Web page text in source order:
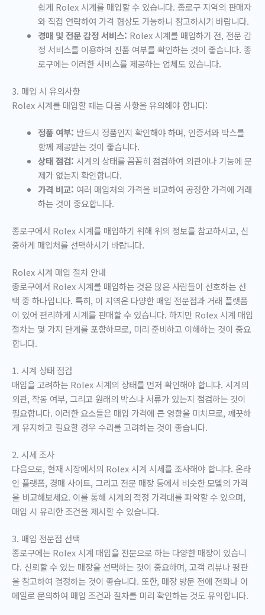
쉽게 Rolex 시계를 매입할 수 있습니다. 종로구 지역의 판매자
와 직접 연락하여 가격 협상도 가능하니 참고하시기 바랍니다.
경매 및 전문 감정 서비스: Rolex 시계를 매입하기 전, 전문 감
정 서비스를 이용하여 진품 여부를 확인하는 것이 좋습니다. 종
로구에는 이러한 서비스를 제공하는 업체도 있습니다.
3. 매입 시 유의사항
Rolex 시계를 매입할 때는 다음 사항을 유의해야 합니다:
정품 여부: 반드시 정품인지 확인해야 하며, 인증서와 박스를
함께 제공받는 것이 좋습니다.
상태 점검: 시계의 상태를 꼼꼼히 점검하여 외관이나 기능에 문
제가 없는지 확인합니다.
가격 비교: 여러 매입처의 가격을 비교하여 공정한 가격에 거래
하는 것이 중요합니다.
종로구에서 Rolex 시계를 매입하기 위해 위의 정보를 참고하시고, 신
중하게 매입처를 선택하시기 바랍니다.
Rolex 시계 매입 절차 안내
종로구에서 Rolex 시계를 매입하는 것은 많은 사람들이 선호하는 선
택 중 하나입니다. 특히, 이 지역은 다양한 매입 전문점과 거래 플랫폼
이 있어 편리하게 시계를 판매할 수 있습니다. 하지만 Rolex 시계 매입
절차는 몇 가지 단계를 포함하므로, 미리 준비하고 이해하는 것이 중요
합니다.
1. 시계 상태 점검
매입을 고려하는 Rolex 시계의 상태를 먼저 확인해야 합니다. 시계의
외관, 작동 여부, 그리고 원래의 박스나 서류가 있는지 점검하는 것이
필요합니다. 이러한 요소들은 매입 가격에 큰 영향을 미치므로, 깨끗하
게 유지하고 필요할 경우 수리를 고려하는 것이 좋습니다.
2. 시세 조사
다음으로, 현재 시장에서의 Rolex 시계 시세를 조사해야 합니다. 온라
인 플랫폼, 경매 사이트, 그리고 전문 매장 등에서 비슷한 모델의 가격
을 비교해보세요. 이를 통해 시계의 적정 가격대를 파악할 수 있으며,
매입 시 유리한 조건을 제시할 수 있습니다.
3. 매입 전문점 선택
종로구에는 Rolex 시계 매입을 전문으로 하는 다양한 매장이 있습니
다. 신뢰할 수 있는 매장을 선택하는 것이 중요하며, 고객 리뷰나 평판
을 참고하여 결정하는 것이 좋습니다. 또한, 매장 방문 전에 전화나 이
메일로 문의하여 매입 조건과 절차를 미리 확인하는 것도 유익합니다.